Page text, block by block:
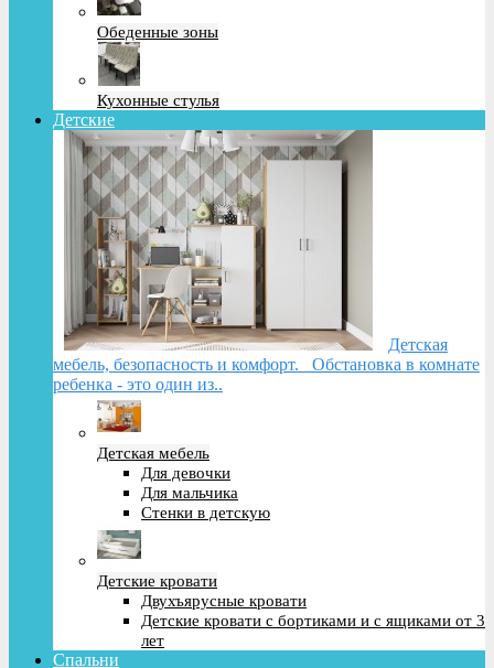
Обеденные зоны
Кухонные стулья
Детские
Детская
мебель, безопасность и комфорт. Обстановка в комнате
ребенка - это один из..
Детская мебель
Для девочки
Для мальчика
Стенки в детскую
Детские кровати
Двухъярусные кровати
Детские кровати с бортиками и с ящиками от 3
лет
Спальни